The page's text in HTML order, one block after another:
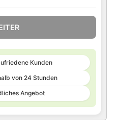
Kunden
von 24 Stunden
Angebot